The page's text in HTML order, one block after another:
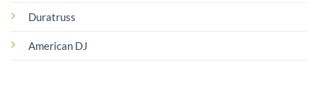
Duratruss
American DJ